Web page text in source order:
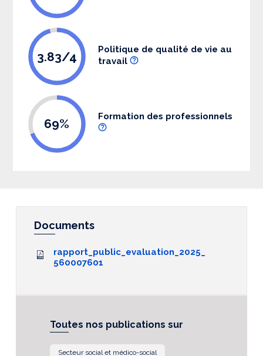
3.83/4
Politique de qualité de vie au
travail
69% Formation des professionnels
Documents
rapport_public_evaluation_2025_
560007601
Toutes nos publications sur
Secteur social et médico-social